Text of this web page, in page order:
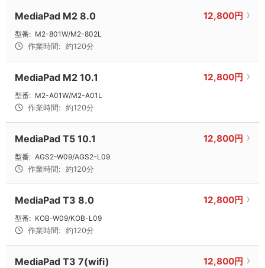
MediaPad M2 8.0 12,800円
型番: M2-801W/M2-802L
作業時間: 約120分
MediaPad M2 10.1 12,800円
型番: M2-A01W/M2-A01L
作業時間: 約120分
MediaPad T5 10.1 12,800円
型番: AGS2-W09/AGS2-L09
作業時間: 約120分
MediaPad T3 8.0 12,800円
型番: KOB-W09/KOB-L09
作業時間: 約120分
MediaPad T3 7(wifi) 12,800円